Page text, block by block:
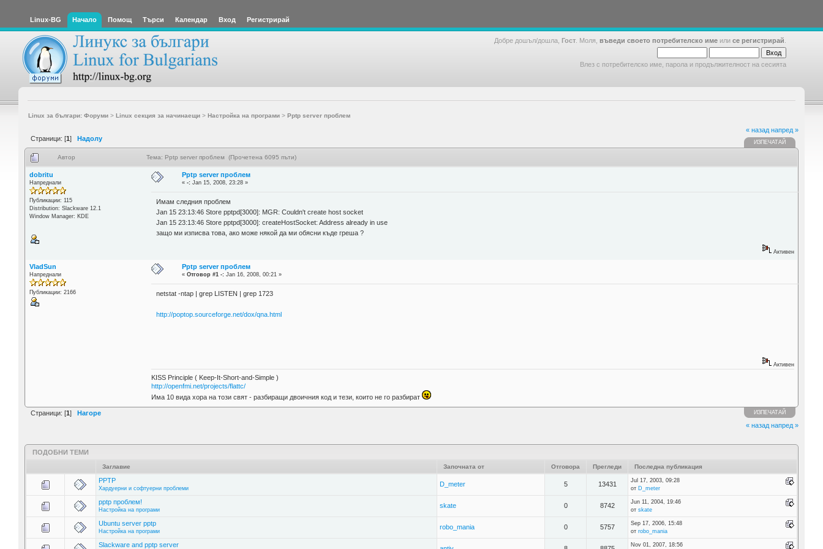
Linux-BG Начало Помощ Търси Календар Вход Регистрирай
Добре дошъл/дошла, Гост . Моля, въведи своето потребителско име или се регистрирай
Влез с потребителско име, парола и продължителност на сесията
Linux за българи: Форуми> Linux секция за начинаещи> Настройка на програми> Pptp server проблем
Страници: [1] Надолу
« назад напред »
ИЗПЕЧАТАЙ
Автор Тема: Pptp server проблем (Прочетена 6095 пъти)
dobritu
Напреднали
Публикации: 115
Distribution: Slackware 12.1
Window Manager: KDE
Pptp server проблем
«-: Jan 15, 2008, 23:28 »
Имам следния проблем
Jan 15 23:13:46 Store pptpd[3000]: MGR: Couldn't create host socket
Jan 15 23:13:46 Store pptpd[3000]: createHostSocket: Address already in use
защо ми изписва това, ако може някой да ми обясни къде греша ?
Активен
VladSun
Напреднали
Публикации: 2166
Pptp server проблем
«Отговор #1 -: Jan 16, 2008, 00:21 »
netstat -ntap | grep LISTEN | grep 1723
http://poptop.sourceforge.net/dox/qna.html
Активен
KISS Principle ( Keep-It-Short-and-Simple )
http://openfmi.net/projects/flattc/
Има 10 вида хора на този свят - разбиращи двоичния код и тези, които не го разбират
Страници: [1] Нагоре ИЗПЕЧАТАЙ
« назад напред »
ПОДОБНИ ТЕМИ
Заглавие Започната от Отговора Прегледи Последна публикация
PPTP
Хардуерни и софтуерни проблеми
D_meter 5 13431
Jul 17, 2003, 09:28
от D_meter
pptp проблем!
Настройка на програми
skate 0 8742
Jun 11, 2004, 19:46
от skate
Ubuntu server pptp
Настройка на програми
robo_mania 0 5757
Sep 17, 2006, 15:48
от robo_mania
Slackware and pptp server Nov 01, 2007, 18:56